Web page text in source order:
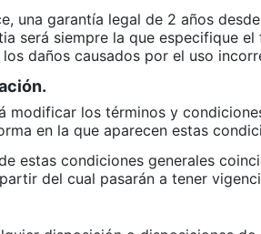
una garantía legal de 2 años
será siempre la que especifique
daños causados por el uso
modificar los términos y
en la que aparecen estas
estas condiciones generales
del cual pasarán a tener